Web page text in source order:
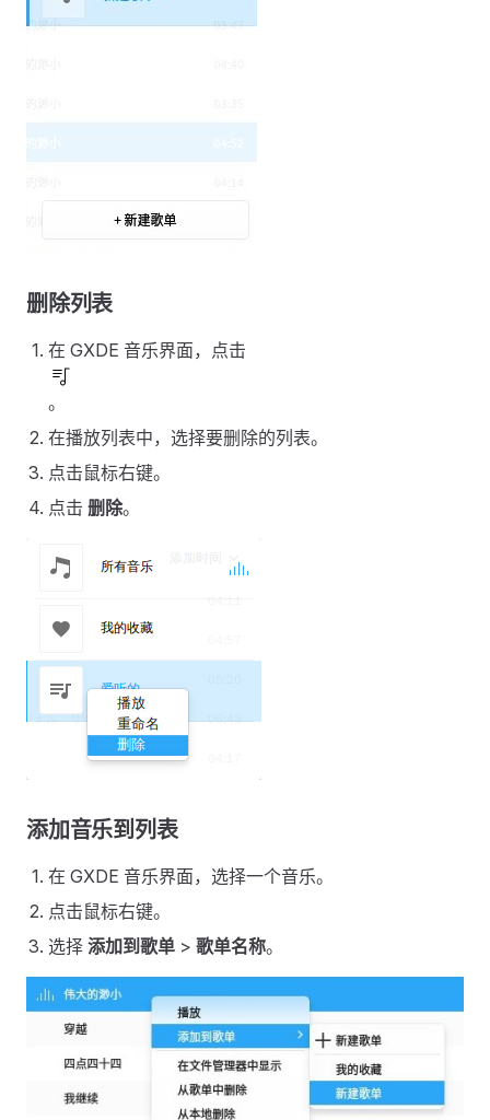
删除列表
在 GXDE 音乐界面，点击
。
在播放列表中，选择要删除的列表。
点击鼠标右键。
点击 删除。
添加音乐到列表
在 GXDE 音乐界面，选择一个音乐。
点击鼠标右键。
选择 添加到歌单 > 歌单名称。